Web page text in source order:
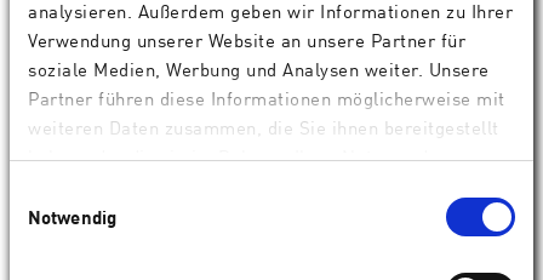
analysieren. Außerdem geben wir Informationen zu Ihrer
Verwendung unserer Website an unsere Partner für
soziale Medien, Werbung und Analysen weiter. Unsere
Partner führen diese Informationen möglicherweise mit
weiteren Daten zusammen, die Sie ihnen bereitgestellt
haben oder die sie im Rahmen Ihrer Nutzung der
Notwendig
Reguläre Hornhaut vor SmartSurf ACE